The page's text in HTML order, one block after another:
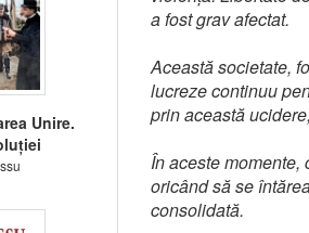
Unire.
a fost grav afectat.
Această societate,
lucreze continuu
prin această
În aceste
oricând să se
consolidată.